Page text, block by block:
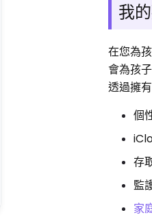
我
在您為
會為孩
透過擁
個
存
監
家